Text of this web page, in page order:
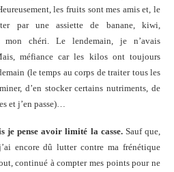
les fruits sont mes amis et, le
par une assiette de banane, kiwi,
mon chéri. Le lendemain, je n’avais
méfiance car les kilos ont toujours
(le temps au corps de traiter tous les
d’en stocker certains nutriments, de
et j’en passe)…
je pense avoir limité la casse.Sauf que,
encore dû lutter contre ma frénétique
continué à compter mes points pour ne